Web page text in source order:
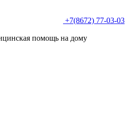
+7(8672) 77-03-03
помощь на дому